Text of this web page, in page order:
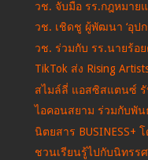
วช. จับมือ รร.กฎหมาย
วช. เชิดชู ผู้พัฒนา ‘อุป
วช. ร่วมกับ รร.นายร้อ
TikTok ส่ง Rising
สไมล์ลี่ แอสซิสแตนซ์ รั
ไอคอนสยาม ร่วมกับพัน
นิตยสาร BUSINESS+
ชวนเรียนรู้ไปกับนิทรร